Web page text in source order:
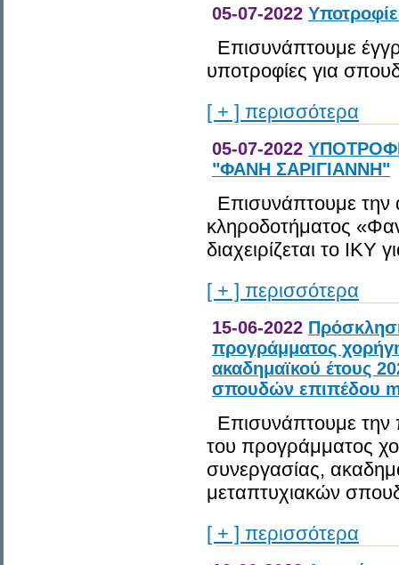
05-07-2022
Επισυνάπτουμε
υποτροφίες για
[ + ] περισσότερα
05-07-2022
"ΦΑΝΗ ΣΑΡΙΓΙΑΝΝΗ"
Επισυνάπτουμε την
κληροδοτήματος
διαχειρίζεται το
[ + ] περισσότερα
15-06-2022
προγράμματος
ακαδημαϊκού έτους
σπουδών επιπέδου
Επισυνάπτουμε
του προγράμματος
συνεργασίας,
μεταπτυχιακών
[ + ] περισσότερα